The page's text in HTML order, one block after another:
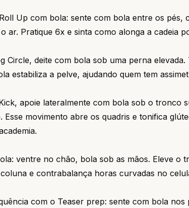
Up com bola: sente com bola entre os
ar. Pratique 6x e sinta como alonga a cadeia
Circle, deite com bola sob uma perna
estabiliza a pelve, ajudando quem tem
apoie lateralmente com bola sob o tronco
Esse movimento abre os quadris e tonifica
ventre no chão, bola sob as mãos. Eleve o
e contrabalança horas curvadas no
com o Teaser prep: sente com bola